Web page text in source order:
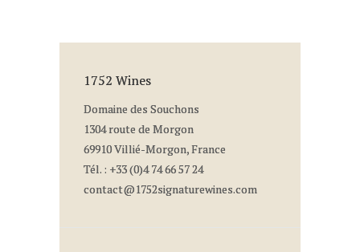
1752 Wines
Domaine des Souchons
1304 route de Morgon
69910 Villié-Morgon, France
Tél. : +33 (0)4 74 66 57 24
contact@1752signaturewines.com